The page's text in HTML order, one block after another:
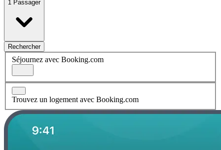
1 Passager
Rechercher
Séjournez avec Booking.com
Trouvez un logement avec Booking.com